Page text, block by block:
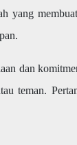
yang
dan
teman.